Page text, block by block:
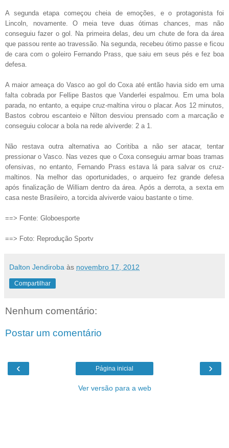
A segunda etapa começou cheia de emoções, e o protagonista foi
Lincoln, novamente. O meia teve duas ótimas chances, mas não
conseguiu fazer o gol. Na primeira delas, deu um chute de fora da área
que passou rente ao travessão. Na segunda, recebeu ótimo passe e ficou
de cara com o goleiro Fernando Prass, que saiu em seus pés e fez boa
defesa.
A maior ameaça do Vasco ao gol do Coxa até então havia sido em uma
falta cobrada por Fellipe Bastos que Vanderlei espalmou. Em uma bola
parada, no entanto, a equipe cruz-maltina virou o placar. Aos 12 minutos,
Bastos cobrou escanteio e Nilton desviou prensado com a marcação e
conseguiu colocar a bola na rede alviverde: 2 a 1.
Não restava outra alternativa ao Coritiba a não ser atacar, tentar
pressionar o Vasco. Nas vezes que o Coxa conseguiu armar boas tramas
ofensivas, no entanto, Fernando Prass estava lá para salvar os cruz-
maltinos. Na melhor das oportunidades, o arqueiro fez grande defesa
após finalização de William dentro da área. Após a derrota, a sexta em
casa neste Brasileiro, a torcida alviverde vaiou bastante o time.
==> Fonte: Globoesporte
==> Foto: Reprodução Sportv
Dalton Jendiroba às novembro 17, 2012
Compartilhar
Nenhum comentário:
Postar um comentário
‹ ›
Página inicial
Ver versão para a web